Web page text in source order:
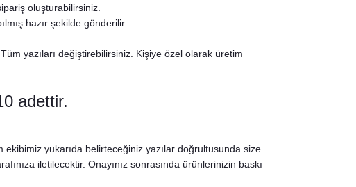
oluşturabilirsiniz.
hazır şekilde gönderilir.
yazıları değiştirebilirsiniz. Kişiye özel olarak üretim
adettir.
yukarıda belirteceğiniz yazılar doğrultusunda size
iletilecektir. Onayınız sonrasında ürünlerinizin baskı